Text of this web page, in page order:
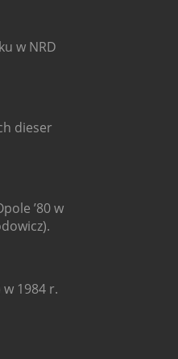
w NRD
dieser
’80 w
1984 r.